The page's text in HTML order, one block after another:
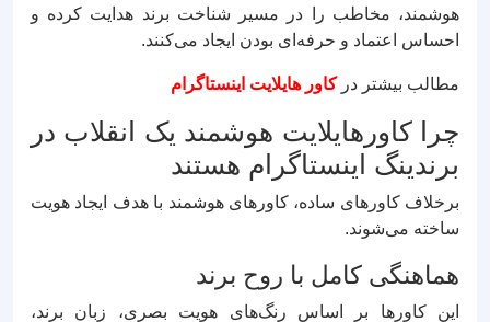
هوشمند، مخاطب را در مسیر شناخت برند هدایت کرده و
احساس اعتماد و حرفه‌ای بودن ایجاد می‌کنند.
مطالب بیشتر درکاور هایلایت اینستاگرام
چرا کاورهایلایت هوشمند یک انقلاب در
برندینگ اینستاگرام هستند
برخلاف کاورهای ساده، کاورهای هوشمند با هدف ایجاد هویت
ساخته می‌شوند.
هماهنگی کامل با روح برند
این کاورها بر اساس رنگ‌های هویت بصری، زبان برند،